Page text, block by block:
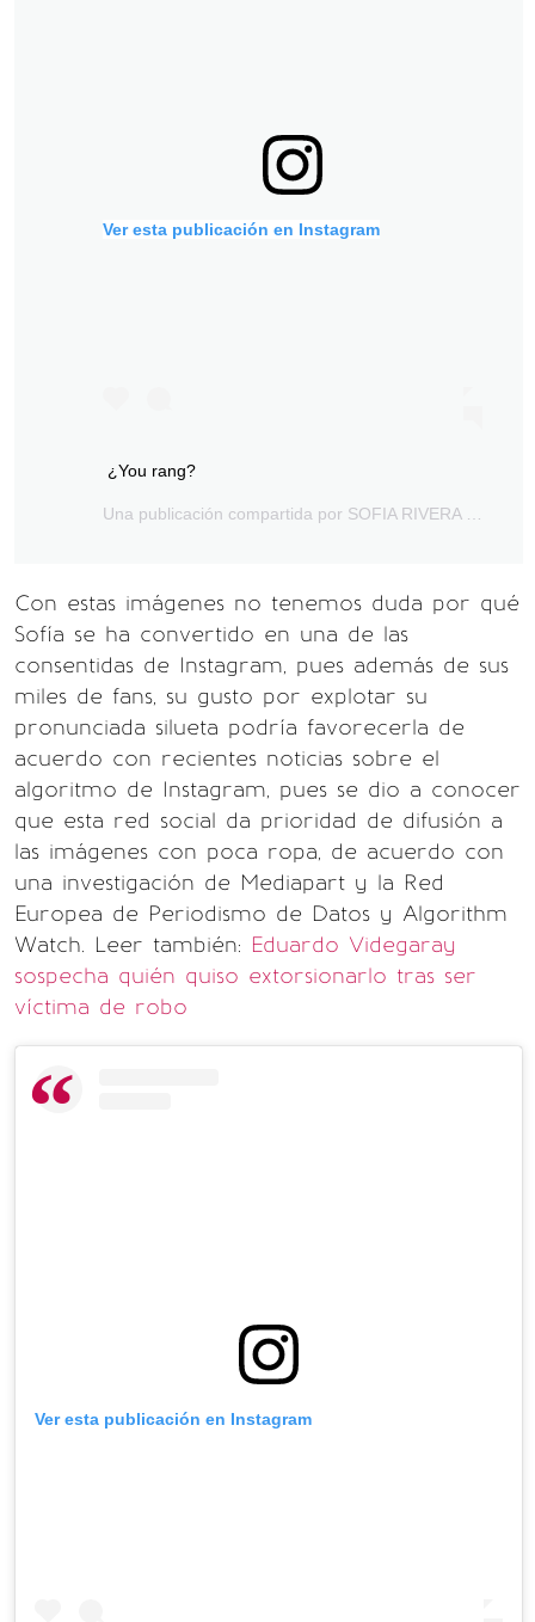
Ver esta publicación en Instagram
¿You rang?
Una publicación compartida por SOFIA RIVERA TORRES
Con estas imágenes no tenemos duda por qué
Sofía se ha convertido en una de las
consentidas de Instagram, pues además de sus
miles de fans, su gusto por explotar su
pronunciada silueta podría favorecerla de
acuerdo con recientes noticias sobre el
algoritmo de Instagram, pues se dio a conocer
que esta red social da prioridad de difusión a
las imágenes con poca ropa, de acuerdo con
una investigación de Mediapart y la Red
Europea de Periodismo de Datos y Algorithm
Watch. Leer también: Eduardo Videgaray
sospecha quién quiso extorsionarlo tras ser
víctima de robo
Ver esta publicación en Instagram